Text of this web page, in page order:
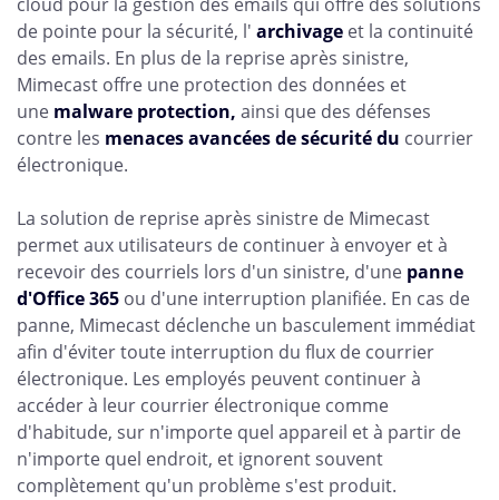
de pointe pour la sécurité, l' archivage et la continuité
des emails. En plus de la reprise après sinistre,
Mimecast offre une protection des données et
une malware protection, ainsi que des défenses
contre les menaces avancées de sécurité du courrier
électronique.
La solution de reprise après sinistre de Mimecast
permet aux utilisateurs de continuer à envoyer et à
recevoir des courriels lors d'un sinistre, d'une panne
d'Office 365 ou d'une interruption planifiée. En cas de
panne, Mimecast déclenche un basculement immédiat
afin d'éviter toute interruption du flux de courrier
électronique. Les employés peuvent continuer à
accéder à leur courrier électronique comme
d'habitude, sur n'importe quel appareil et à partir de
n'importe quel endroit, et ignorent souvent
complètement qu'un problème s'est produit.